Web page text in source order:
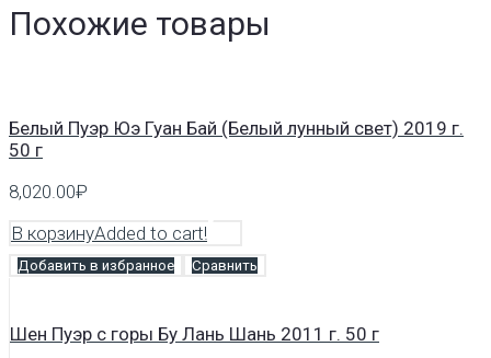
Похожие товары
Белый Пуэр Юэ Гуан Бай (Белый лунный свет) 2019 г.
50 г
8,020.00₽
В корзинуAdded to cart!
Добавить в избранное Сравнить
Шен Пуэр с горы Бу Лань Шань 2011 г. 50 г